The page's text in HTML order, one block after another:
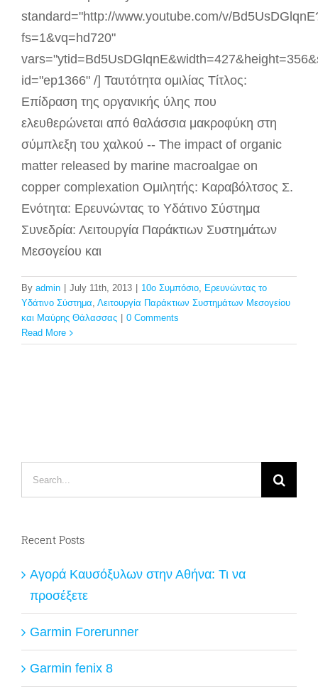
standard="http://www.youtube.com/v/
fs=1&vq=hd720"
id="ep1366" /] Ταυτότητα ομιλίας Τίτλος:
Επίδραση της οργανικής ύλης που
ελευθερώνεται από θαλάσσια μακροφύκη στη
σύμπλεξη του χαλκού -- The impact of organic
matter released by marine macroalgae on
copper complexation Ομιλητής: Καραβόλτσος Σ.
Ενότητα: Ερευνώντας το Υδάτινο Σύστημα
Συνεδρία: Λειτουργία Παράκτιων Συστημάτων
Μεσογείου και
By admin July 11th, 2013 10ο Συμπόσιο, Ερευνώντας το
Υδάτινο Σύστημα, Λειτουργία Παράκτιων Συστημάτων Μεσογείου
και Μαύρης Θάλασσας
0 Comments
Read More
for:
Recent Posts
Αγορά Καυσόξυλων στην Αθήνα: Τι να
προσέξετε
Garmin Forerunner
Garmin fenix 8